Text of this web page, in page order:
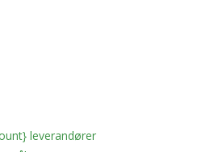
leverandører